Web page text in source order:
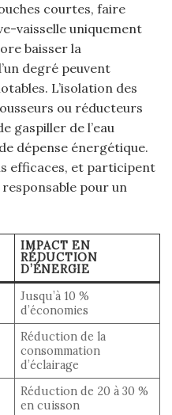
courtes, faire
vaisselle uniquement
baisser la
degré peuvent
L’isolation des
ou réducteurs
gaspiller de l’eau
dépense énergétique.
efficaces, et participent
pour un
IMPACT EN
RÉDUCTION
D’ÉNERGIE
Jusqu’à 10 %
d’économies
Réduction de la
consommation
d’éclairage
Réduction de 20 à 30 %
en cuisson